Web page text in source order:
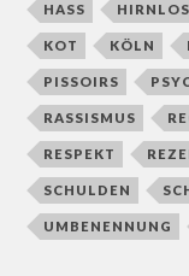
HASS HIRNLOS
KOT KÖLN
PISSOIRS
RASSISMUS
RESPEKT
SCHULDEN
UMBENENNUNG